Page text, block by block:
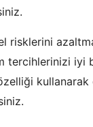
risklerini
tercihlerinizi iyi
kullanarak